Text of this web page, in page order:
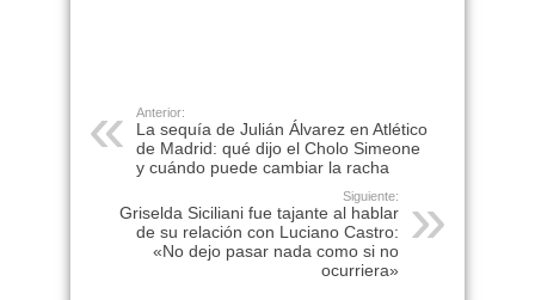
Anterior:
La sequía de Julián Álvarez en Atlético
de Madrid: qué dijo el Cholo Simeone
y cuándo puede cambiar la racha
Siguiente:
Griselda Siciliani fue tajante al hablar
de su relación con Luciano Castro:
«No dejo pasar nada como si no
ocurriera»